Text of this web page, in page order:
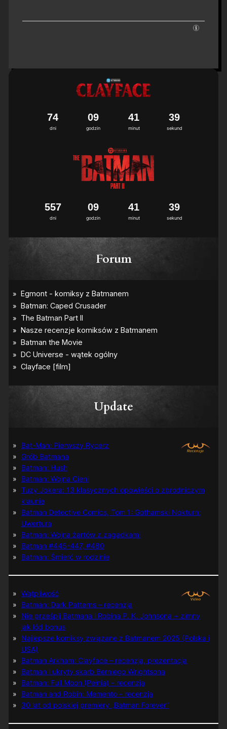
dni
74
godzin
09
minut
41
sekund
38
9
dni
557
godzin
09
minut
41
sekund
38
9
Forum
Update
Bat-Man: Pierwszy Rycerz
Grób Batmana
Batman: Hush
Batman: Wojna Cieni
Tuzy Jokera: 13 klasycznych opowieści o zbrodniczym
klaunie
Batman Detective Comics, Tom 1: Gothamski Nokturn:
Uwertura
Batman: Wojna żartów z zagadkami
Batman #445-447, #480
Batman: Śmierć w rodzinie
Wątpliwość
Batman: Dark Patterns – recenzja
Nie prześpij Batmana i Robina P. K. Johnsona + zimny
jak lód bonus
Najlepsze komiksy związane z Batmanem 2025 (Polska i
USA)
Batman Arkham: Clayface – recenzja, prezentacja
Batman i ukryty skarb Berniego Wrightsona
Batman: Full Moon (Pełnia) – recenzja
Batman and Robin: Memento – recenzja
30 lat od polskiej premiery „Batman Forever”